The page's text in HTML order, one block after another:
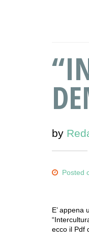
by
Posted
E’ appena
ecco il Pdf